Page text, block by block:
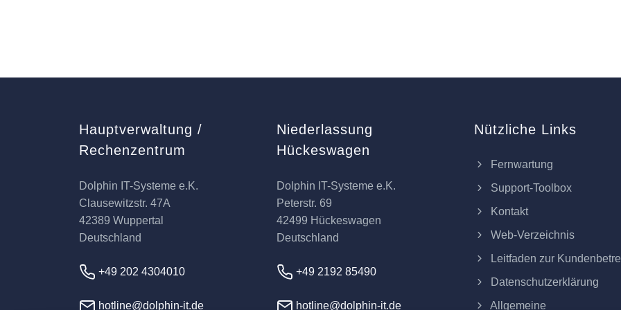
Hauptverwaltung /
Rechenzentrum
Dolphin IT-Systeme e.K.
Clausewitzstr. 47A
42389 Wuppertal
Deutschland
+49 202 4304010
hotline@dolphin-it.de
Niederlassung
Hückeswagen
Dolphin IT-Systeme e.K.
Peterstr. 69
42499 Hückeswagen
Deutschland
+49 2192 85490
hotline@dolphin-it.de
Nützliche Links
Fernwartung
Support-Toolbox
Kontakt
Web-Verzeichnis
Leitfaden zur
Datenschutzerklärung
Allgemeine